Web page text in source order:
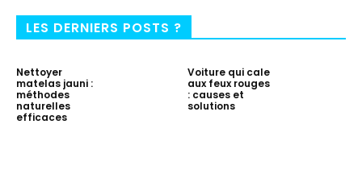
LES DERNIERS POSTS ?
Nettoyer
matelas jauni :
méthodes
naturelles
efficaces
Voiture qui cale
aux feux rouges
: causes et
solutions